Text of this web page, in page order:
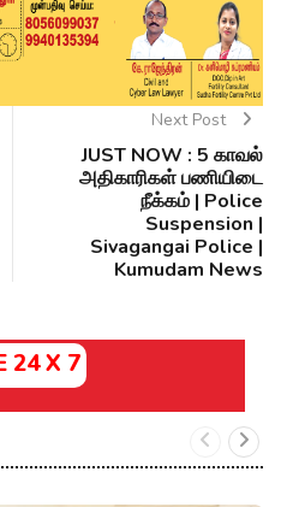
Next Post
JUST NOW : 5 காவல்
அதிகாரிகள் பணியிடை
நீக்கம் | Police
Suspension |
Sivagangai Police |
Kumudam News
24 X 7